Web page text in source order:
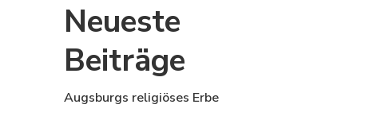
Neueste
Beiträge
Augsburgs religiöses Erbe